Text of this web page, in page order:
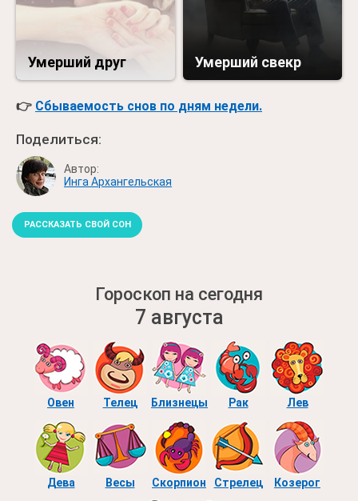
Умерший друг Умерший свекр
👉 Сбываемость снов по дням недели.
Поделиться:
Автор:
Инга Архангельская
РАССКАЗАТЬ СВОЙ СОН
Гороскоп на сегодня
7 августа
Овен Телец Близнецы Рак Лев
Дева Весы Скорпион Стрелец Козерог